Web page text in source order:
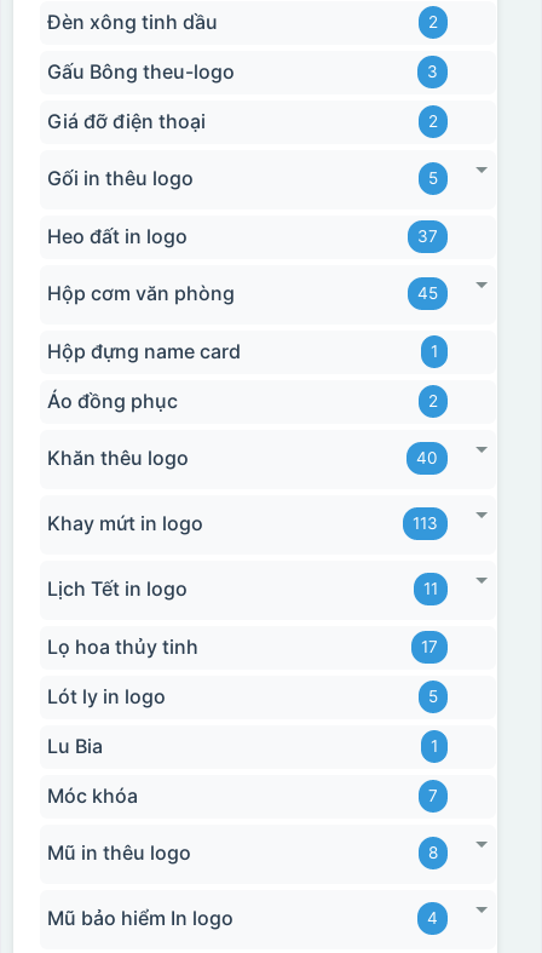
Đèn xông tinh dầu 2
Gấu Bông theu-logo 3
Giá đỡ điện thoại 2
Gối in thêu logo 5
Heo đất in logo 37
Hộp cơm văn phòng 45
Hộp đựng name card 1
Áo đồng phục 2
Khăn thêu logo 40
Khay mứt in logo 113
Lịch Tết in logo 11
Lọ hoa thủy tinh 17
Lót ly in logo 5
Lu Bia 1
Móc khóa 7
Mũ in thêu logo 8
Mũ bảo hiểm In logo 4